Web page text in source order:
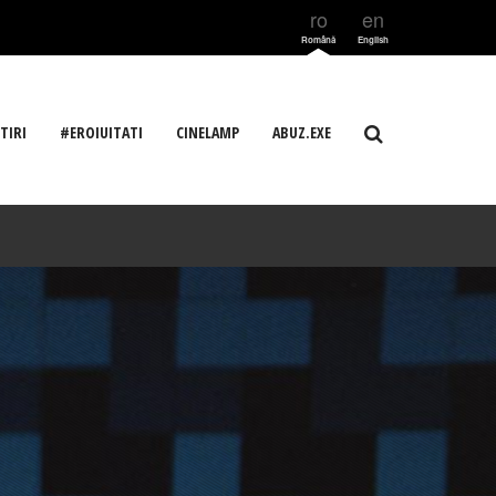
ro
Română
en
English
#EROIUITATI CINELAMP ABUZ.EXE